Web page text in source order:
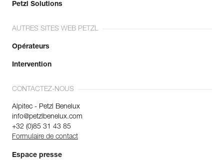
Petzl Solutions
AUTRES SITES WEB PETZL
Opérateurs
Intervention
CONTACTEZ-NOUS
Alpitec - Petzl Benelux
info@petzlbenelux.com
+32 (0)85 31 43 85
Formulaire de contact
Espace presse